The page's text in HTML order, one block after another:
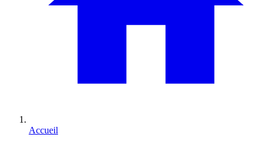
Accueil